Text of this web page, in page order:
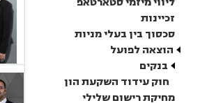
זכיינות
סכסוך בין בעלי מניות
הוצאה לפועל
בנקים
חוק עידוד השקעת הון
מחיקת רישום שלילי